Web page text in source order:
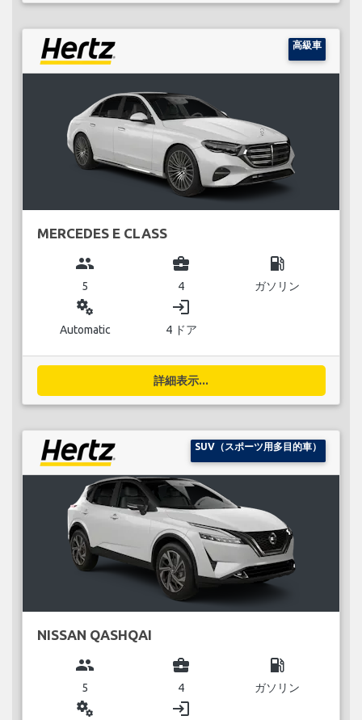
高級車
MERCEDES E CLASS
group
5
business_center
4
local_gas_station
ガソリン
miscellaneous_services
Automatic
login
4 ドア
詳細表示...
SUV（スポーツ用多目的車）
NISSAN QASHQAI
group
5
business_center
4
local_gas_station
ガソリン
miscellaneous_services login